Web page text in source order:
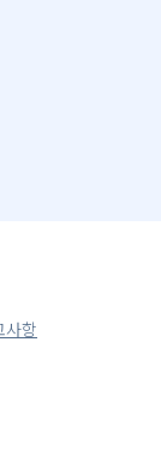
사항